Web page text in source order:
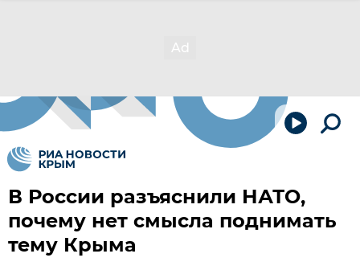
В России разъяснили НАТО,
почему нет смысла поднимать
тему Крыма